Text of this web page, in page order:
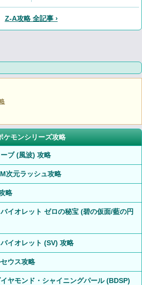
Z-A攻略 全記事 ›
ケモンシリーズ攻略
ブ (風波) 攻略
次元ラッシュ攻略
略
イオレット ゼロの秘宝 (碧の仮面/藍の円
イオレット (SV) 攻略
ウス攻略
ヤモンド・シャイニングパール (BDSP)